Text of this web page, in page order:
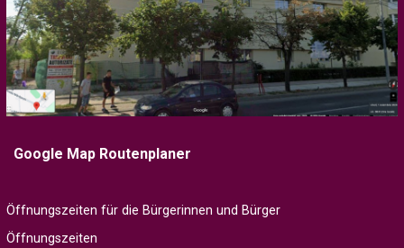
Google Map Routenplaner
Öffnungszeiten für die Bürgerinnen und Bürger
Öffnungszeiten